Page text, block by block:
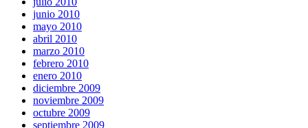
junio 2010
mayo 2010
abril 2010
marzo 2010
febrero 2010
enero 2010
diciembre 2009
noviembre 2009
octubre 2009
septiembre 2009